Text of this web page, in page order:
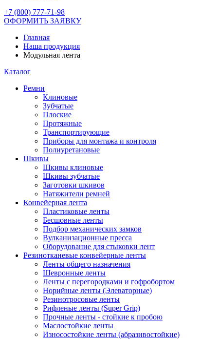
+7 (800) 777-71-98
ОФОРМИТЬ ЗАЯВКУ
Главная
Наша продукция
Модульная лента
Каталог
Ремни
Клиновые
Зубчатые
Плоские
Протяжные
Транспортирующие
Приборы для монтажа и контроля
Полиуретановые
Шкивы
Шкивы клиновые
Шкивы зубчатые
Заготовки шкивов
Натяжители ремней
Конвейерная лента
Пластиковые ленты
Бесшовные ленты
Подбор механических замков
Вулканизационные пресса
Оборудование для стыковки лент
Резинотканевые конвейерные ленты
Ленты общего назначения
Шевронные ленты
Ленты с перегородками и гофробортом
Норийные ленты (Элеваторные)
Резинотросовые ленты
Рифленые ленты (Super Grip)
Прочные ленты - стойкие к пробою
Маслостойкие ленты
Износостойкие ленты (абразивостойкие)